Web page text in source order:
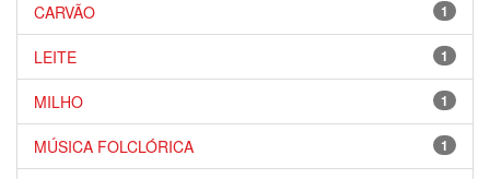
1
CARVÃO
1
LEITE
1
MILHO
1
MÚSICA FOLCLÓRICA